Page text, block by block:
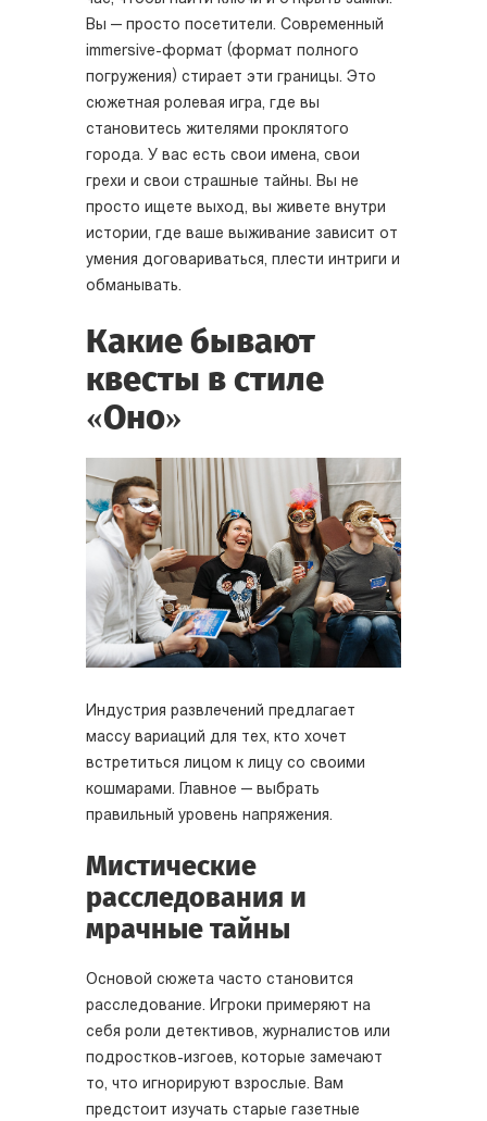
Вы — просто посетители. Современный
immersive-формат (формат полного
погружения) стирает эти границы. Это
сюжетная ролевая игра, где вы
становитесь жителями проклятого
города. У вас есть свои имена, свои
грехи и свои страшные тайны. Вы не
просто ищете выход, вы живете внутри
истории, где ваше выживание зависит от
умения договариваться, плести интриги и
обманывать.
Какие бывают
квесты в стиле
«Оно»
Индустрия развлечений предлагает
массу вариаций для тех, кто хочет
встретиться лицом к лицу со своими
кошмарами. Главное — выбрать
правильный уровень напряжения.
Мистические
расследования и
мрачные тайны
Основой сюжета часто становится
расследование. Игроки примеряют на
себя роли детективов, журналистов или
подростков-изгоев, которые замечают
то, что игнорируют взрослые. Вам
предстоит изучать старые газетные